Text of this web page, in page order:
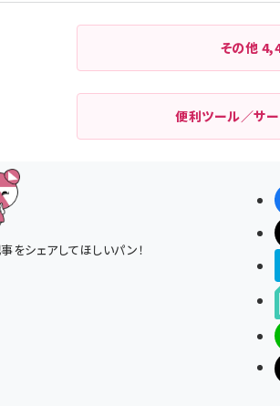
その他
便利ツール／サ
をシェアしてほしいパン！